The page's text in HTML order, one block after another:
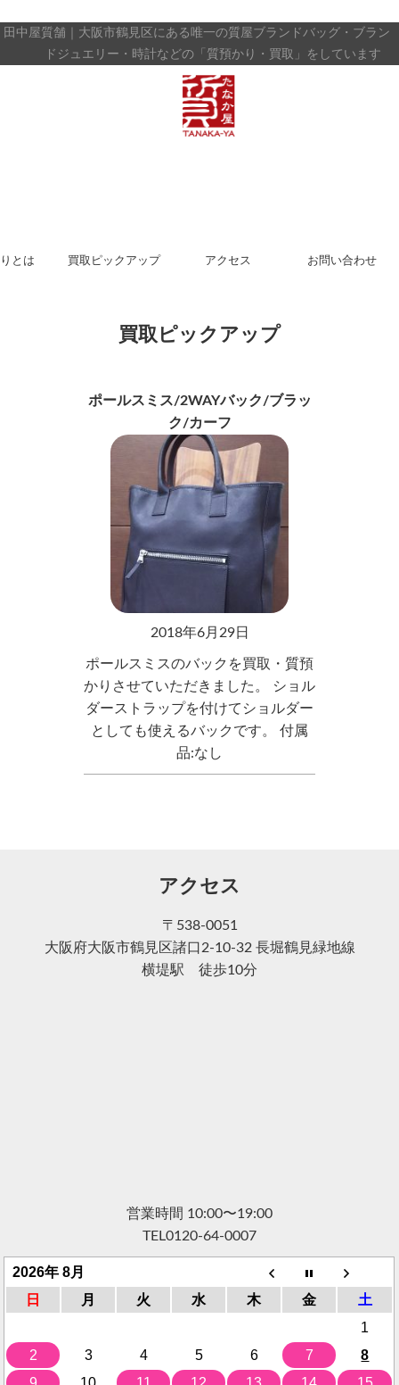
田中屋質舗｜大阪市鶴見区にある唯一の質屋ブランドバッグ・ブラン
ドジュエリー・時計などの「質預かり・買取」をしています
とは 買取ピックアップ アクセス お問い合わせ
買取ピックアップ
ポールスミス/2WAYバック/ブラッ
ク/カーフ
2018年6月29日
ポールスミスのバックを買取・質預
かりさせていただきました。 ショル
ダーストラップを付けてショルダー
としても使えるバックです。 付属
品:なし
アクセス
〒538-0051
大阪府大阪市鶴見区諸口2-10-32 長堀鶴見緑地線
横堤駅 徒歩10分
営業時間 10:00〜19:00
TEL0120-64-0007
2026年 8月
日
月 火 水 木 金
土
1
2
3 4 5 6 7
8